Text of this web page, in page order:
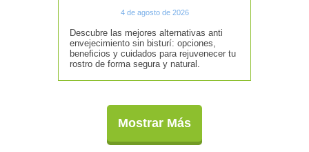
4 de agosto de 2026
Descubre las mejores alternativas anti
envejecimiento sin bisturí: opciones,
beneficios y cuidados para rejuvenecer tu
rostro de forma segura y natural.
Mostrar Más